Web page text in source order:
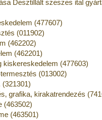
Desztillált szeszes ital
(477607)
(011902)
(462202)
(462201)
(477603)
(013002)
grafika, kirakatrendezés
(463502)
(463501)